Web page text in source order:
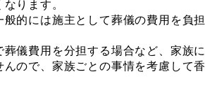
ります。
的には施主として葬儀の費用を負担
儀費用を分担する場合など、家族に
ので、家族ごとの事情を考慮して香